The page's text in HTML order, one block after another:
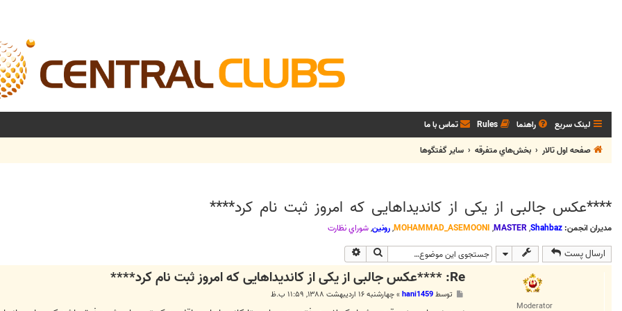
لینک سریع راهنما Rules تماس با ما
صفحه اول تالار
بخش‌‌هاي متفرقه ساير گفتگوها
****عکس جالبی از یکی از کاندیداهایی که امروز ثبت نام کرد****
مدیران انجمن: Shahbaz
,
MASTER
,
MOHAMMAD_ASEMOONI
,رونین,شوراي نظارت
ارسال پست جستجو
Moderator
Re: ****عکس جالبی از یکی از کاندیداهایی که امروز ثبت نام کرد****
توسطhani1459
»چهارشنبه ۱۶ اردیبهشت ۱۳۸۸, ۱۱:۵۹ ب.ظ